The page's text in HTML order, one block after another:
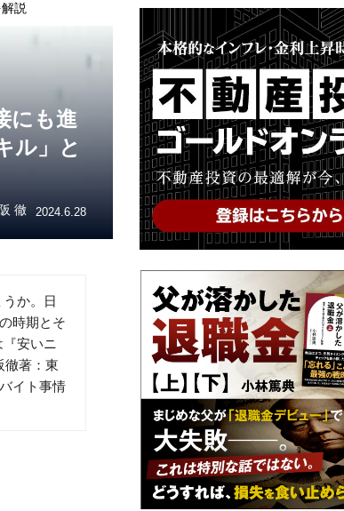
説
にも進
ル」と
阪 徹 2024.6.28
か。日
時期とそ
安いニ
徹著：東
イト事情